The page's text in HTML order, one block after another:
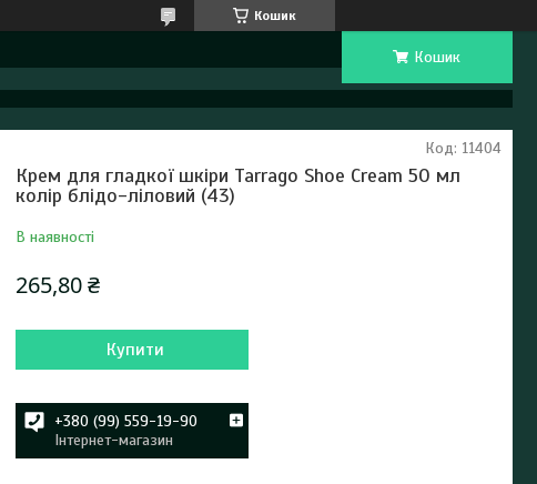
Кошик
Кошик
Крем для гладкої шкіри Tarrago Shoe Cream 50 мл
колір блідо-ліловий (43)
В наявності
Код: 11404
265,80 ₴
Купити
+380 (99) 559-19-90
Інтернет-магазин